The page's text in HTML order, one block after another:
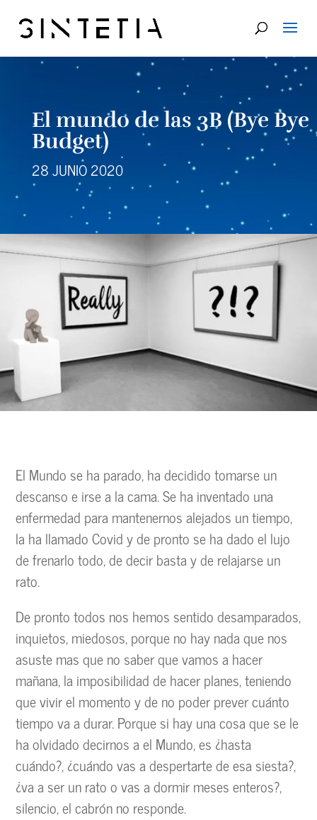
El mundo de las 3B (Bye Bye
Budget)
28 JUNIO 2020
El Mundo se ha parado, ha decidido tomarse un
descanso e irse a la cama. Se ha inventado una
enfermedad para mantenernos alejados un tiempo,
la ha llamado Covid y de pronto se ha dado el lujo
de frenarlo todo, de decir basta y de relajarse un
rato.
De pronto todos nos hemos sentido desamparados,
inquietos, miedosos, porque no hay nada que nos
asuste mas que no saber que vamos a hacer
mañana, la imposibilidad de hacer planes, teniendo
que vivir el momento y de no poder prever cuánto
tiempo va a durar. Porque si hay una cosa que se le
ha olvidado decirnos a el Mundo, es ¿hasta
cuándo?, ¿cuándo vas a despertarte de esa siesta?,
¿va a ser un rato o vas a dormir meses enteros?,
silencio, el cabrón no responde.